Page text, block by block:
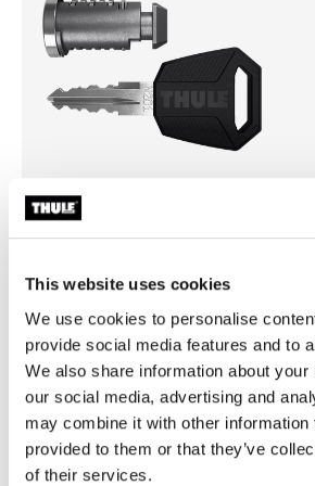
This website uses cookies
We use cookies to personalise
provide social media features and to
We also share information about
our social media, advertising and
may combine it with other information
provided to them or that they’ve
of their services.
4-pack black
Toggle overview
Descripción del producto